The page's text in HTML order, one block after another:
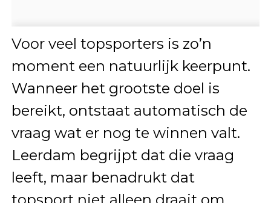
Voor veel topsporters is zo’n
moment een natuurlijk keerpunt.
Wanneer het grootste doel is
bereikt, ontstaat automatisch de
vraag wat er nog te winnen valt.
Leerdam begrijpt dat die vraag
leeft, maar benadrukt dat